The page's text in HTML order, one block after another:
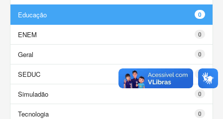
0
Educação
0
ENEM
0
Geral
0
SEDUC
0
Simuladão
0
Tecnologia